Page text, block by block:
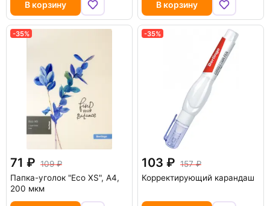
В корзину В корзину
-35%
71
109
Папка-уголок "Eco XS", A4,
200 мкм
-35%
103
157
Корректирующий карандаш